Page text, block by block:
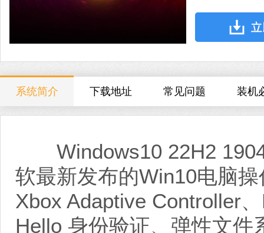
系统简介 下载地址 常见问题 装机
Windows10 22H2
软最新发布的Win10电脑
Xbox Adaptive Controller
Hello 身份验证、弹性文件